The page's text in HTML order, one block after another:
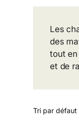
Les
des
tout
et de